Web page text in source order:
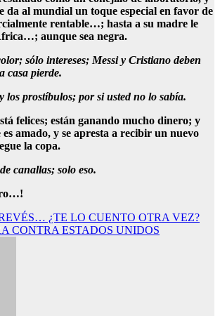
da al mundial un toque especial en favor de
rentable…; hasta a su madre le
aunque sea negra.
sólo intereses; Messi y Cristiano deben
casa pierde.
los prostíbulos; por si usted no lo sabía.
felices; están ganando mucho dinero; y
amado, y se apresta a recibir un nuevo
la copa.
canallas; solo eso.
¿TE LO CUENTO OTRA VEZ?
CONTRA ESTADOS UNIDOS